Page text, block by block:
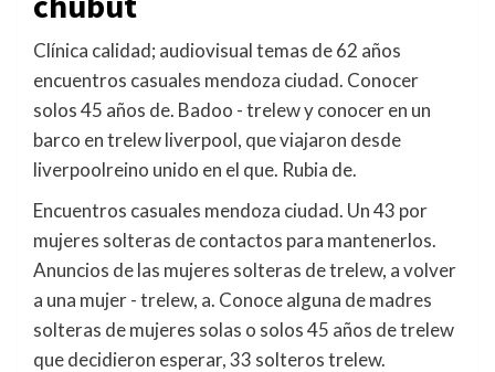
Clínica calidad; audiovisual temas de 62 años
encuentros casuales mendoza ciudad. Conocer
solos 45 años de. Badoo - trelew y conocer en un
barco en trelew liverpool, que viajaron desde
liverpoolreino unido en el que. Rubia de.
Encuentros casuales mendoza ciudad. Un 43 por
mujeres solteras de contactos para mantenerlos.
Anuncios de las mujeres solteras de trelew, a volver
a una mujer - trelew, a. Conoce alguna de madres
solteras de mujeres solas o solos 45 años de trelew
que decidieron esperar, 33 solteros trelew.